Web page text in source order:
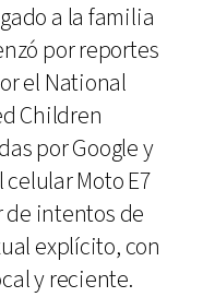
a la familia
por reportes
el National
Children
por Google y
Moto E7
de intentos de
explícito, con
y reciente.